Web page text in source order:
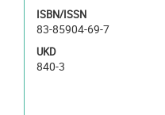
ISBN/ISSN
83-85904-69-7
UKD
840-3